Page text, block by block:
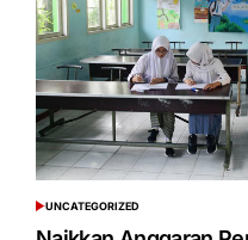
POSTED
IN
UNCATEGORIZED